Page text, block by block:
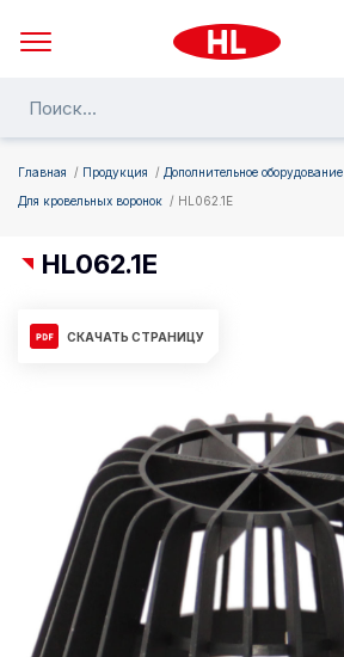
Главная Продукция
Дополнительное оборудование
Для кровельных воронок
HL062.1E
HL062.1E
СКАЧАТЬ СТРАНИЦУ